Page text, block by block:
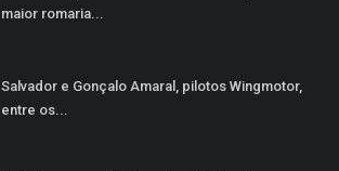
maior romaria...
Salvador e Gonçalo Amaral, pilotos Wingmotor,
entre os...